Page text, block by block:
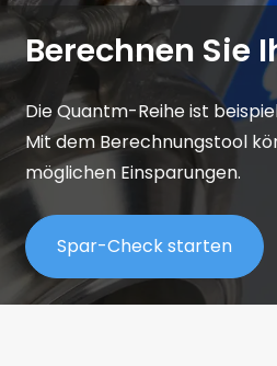
Berechnen Sie
Die Quantm-Reihe ist
Mit dem Berechnungstool
möglichen Einsparungen.
Spar-Check starten